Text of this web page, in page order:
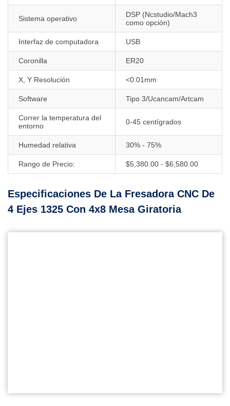
Sistema operativo
DSP (Ncstudio/Mach3
como opción)
Interfaz de computadora USB
Coronilla ER20
X, Y Resolución <0.01mm
Software Tipo 3/Ucancam/Artcam
Correr la temperatura del
entorno
0-45 centígrados
Humedad relativa 30% - 75%
Rango de Precio: $5,380.00 - $6,580.00
Especificaciones De La Fresadora CNC De
4 Ejes 1325 Con 4x8 Mesa Giratoria